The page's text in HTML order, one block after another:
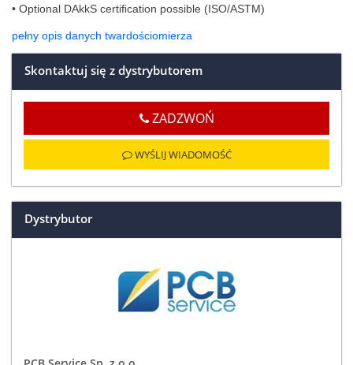
• Optional DAkkS certiﬁcation possible (ISO/ASTM)
pełny opis danych twardościomierza
Skontaktuj się z dystrybutorem
ZADZWOŃ
WYŚLIJ WIADOMOŚĆ
Dystrybutor